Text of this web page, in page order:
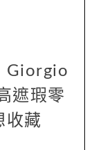
Giorgio
遮瑕零
收藏